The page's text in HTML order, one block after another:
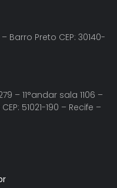
Barro Preto CEP: 30140-
– 11°andar sala 1106 –
51021-190 – Recife –